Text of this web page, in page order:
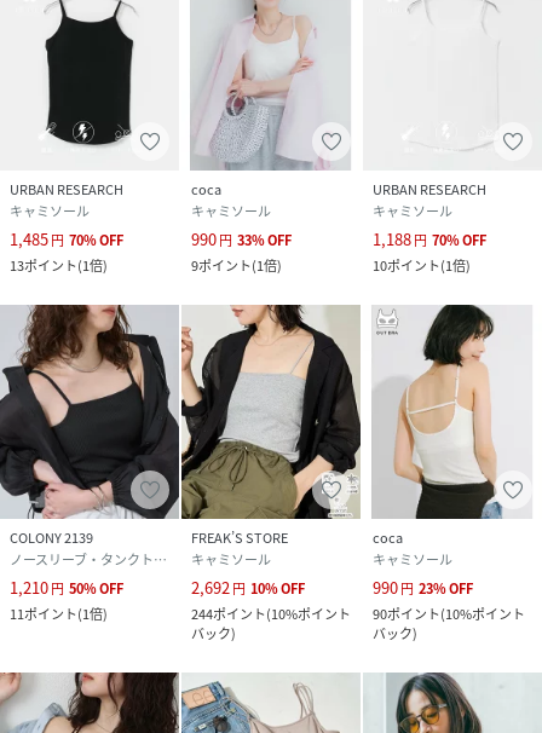
URBAN RESEARCH
キャミソール
1,485円 70%OFF
13ポイント(1倍)
coca
キャミソール
990円 33%OFF
9ポイント(1倍)
URBAN RESEARCH
キャミソール
1,188円 70%OFF
10ポイント(1倍)
COLONY 2139
ノースリーブ・タンクトップ
1,210円 50%OFF
11ポイント(1倍)
FREAK’S STORE
キャミソール
2,692円 10%OFF
244ポイント(10%ポイント
バック)
coca
キャミソール
990円 23%OFF
90ポイント(10%ポイント
バック)